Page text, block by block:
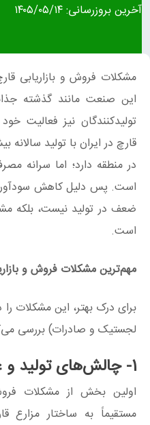
آخرین بروزرسانی:۱۴۰۵/۰۵/۱۴
مشکلات فروش و بازاریابی
این صنعت مانند گذشته
تولیدکنندگان نیز فعالیت
است. پس دلیل کاهش
ضعف در تولید نیست، بلکه
است.
مهم‌ترین مشکلات فروش و
برای درک بهتر، این مشکلات را
لجستیک و صادرات) بررسی
1- چالش‌های تولید و عرضه قارچ از مزرعه
اولین بخش از مشکلات
مستقیماً به ساختار مزارع